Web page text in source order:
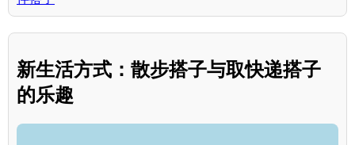
新生活方式：散步搭子与取快递搭子
的乐趣